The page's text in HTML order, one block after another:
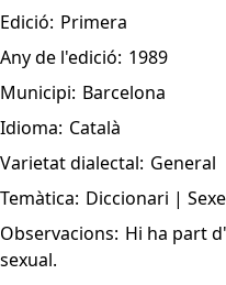
Edició: Primera
Any de l'edició: 1989
Municipi: Barcelona
Idioma: Català
Varietat dialectal: General
Temàtica: Diccionari | Sexe
Observacions: Hi ha part
sexual.